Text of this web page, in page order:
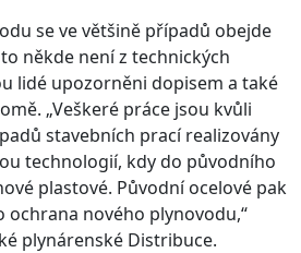
se ve většině případů obejde
někde není z technických
lidé upozorněni dopisem a také
„Veškeré práce jsou kvůli
stavebních prací realizovány
technologií, kdy do původního
plastové. Původní ocelové pak
ochrana nového plynovo­du,“
plynárenské Distribuce.